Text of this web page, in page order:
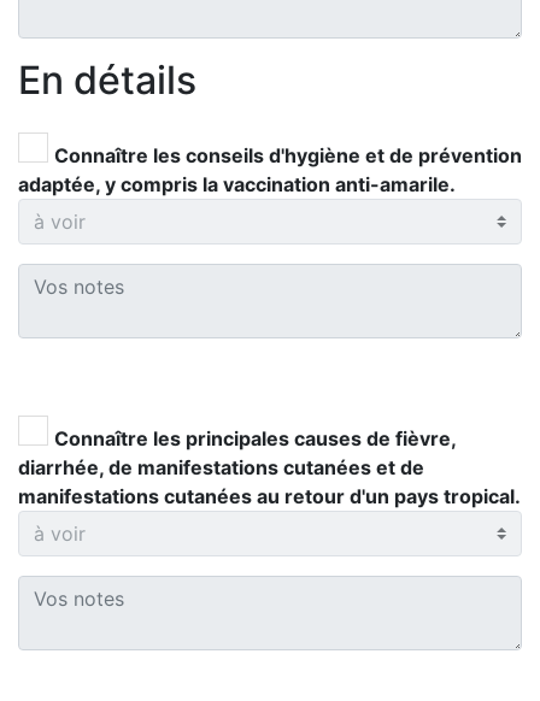
En détails
Connaître les conseils d'hygiène et de prévention
adaptée, y compris la vaccination anti-amarile.
Connaître les principales causes de fièvre,
diarrhée, de manifestations cutanées et de
manifestations cutanées au retour d'un pays tropical.